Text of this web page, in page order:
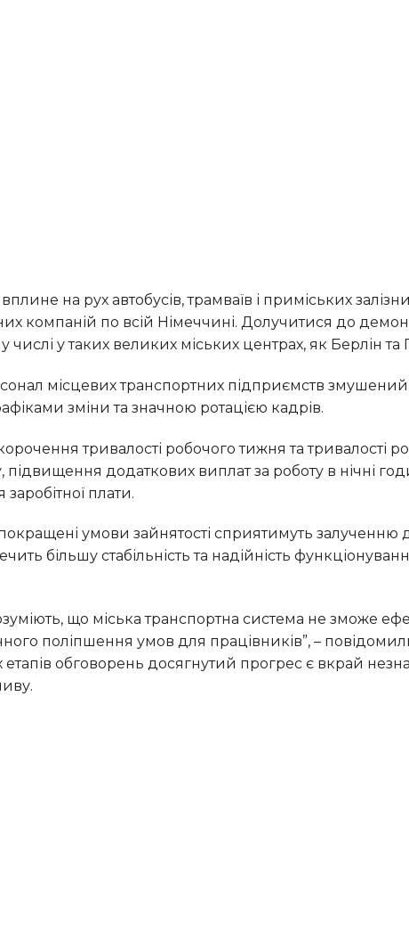
компаній по всій Німеччині. Долучитися до
числі у таких великих міських центрах, як Берлін та
зміни та значною ротацією кадрів.
додаткових виплат за роботу в нічні
плати.
більшу стабільність та надійність
поліпшення умов для працівників”, –
обговорень досягнутий прогрес є вкрай